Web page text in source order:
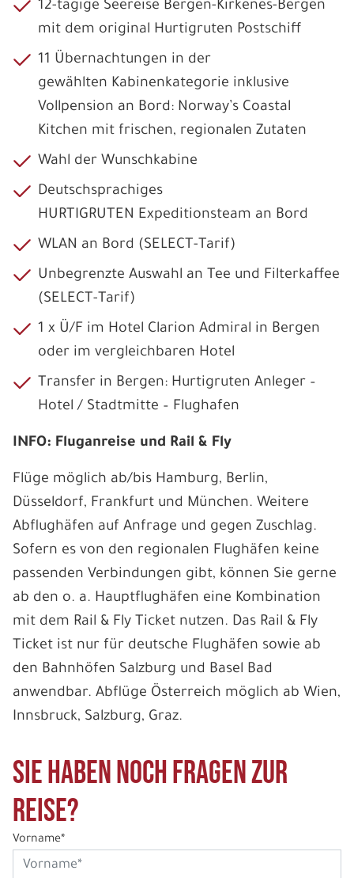
12-tägige Seereise Bergen-Kirkenes-Bergen
mit dem original Hurtigruten Postschiff
11 Übernachtungen in der
gewählten Kabinenkategorie inklusive
Vollpension an Bord: Norway’s Coastal
Kitchen mit frischen, regionalen Zutaten
Wahl der Wunschkabine
Deutschsprachiges
HURTIGRUTEN Expeditionsteam an Bord
WLAN an Bord (SELECT-Tarif)
Unbegrenzte Auswahl an Tee und Filterkaffee
(SELECT-Tarif)
1 x Ü/F im Hotel Clarion Admiral in Bergen
oder im vergleichbaren Hotel
Transfer in Bergen: Hurtigruten Anleger –
Hotel / Stadtmitte – Flughafen
INFO: Fluganreise und Rail & Fly
Flüge möglich ab/bis Hamburg, Berlin,
Düsseldorf, Frankfurt und München. Weitere
Abflughäfen auf Anfrage und gegen Zuschlag.
Sofern es von den regionalen Flughäfen keine
passenden Verbindungen gibt, können Sie gerne
ab den o. a. Hauptflughäfen eine Kombination
mit dem Rail & Fly Ticket nutzen. Das Rail & Fly
Ticket ist nur für deutsche Flughäfen sowie ab
den Bahnhöfen Salzburg und Basel Bad
anwendbar. Abflüge Österreich möglich ab Wien,
Innsbruck, Salzburg, Graz.
Sie haben noch Fragen zur
Reise?
Vorname*